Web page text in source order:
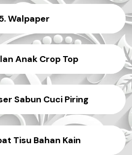
Walpaper
Anak Crop Top
Sabun Cuci Piring
Tisu Bahan Kain